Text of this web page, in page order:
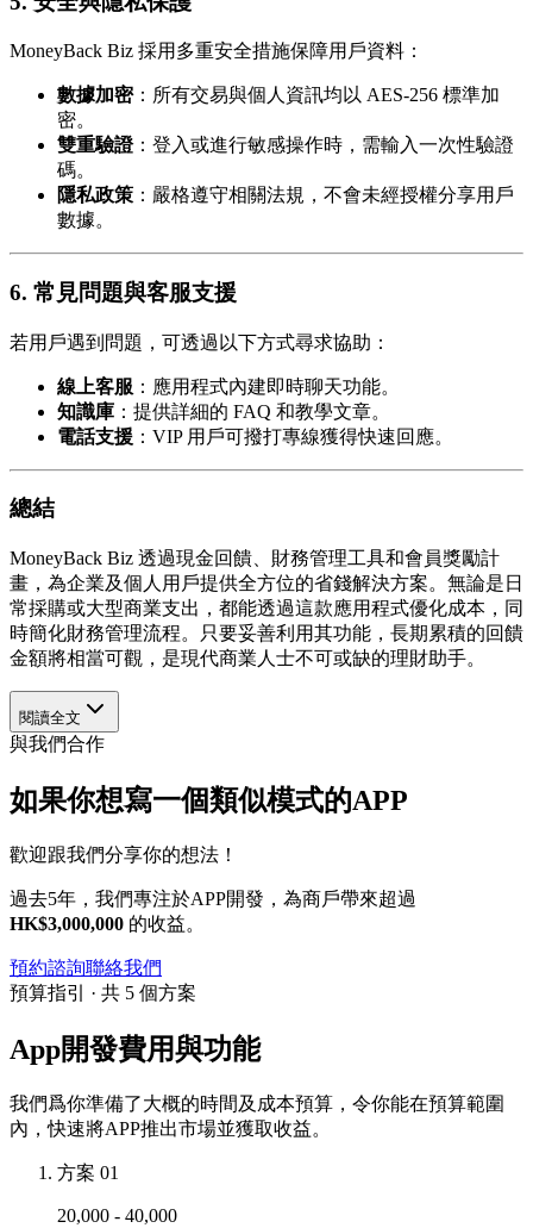
MoneyBack Biz 採用多重安全措施保障用戶資料：
數據加密：所有交易與個人資訊均以 AES-256 標準加
密。
雙重驗證：登入或進行敏感操作時，需輸入一次性驗證
碼。
隱私政策 ：嚴格遵守相關法規，不會未經授權分享用戶
數據。
6. 常見問題與客服支援
若用戶遇到問題，可透過以下方式尋求協助：
線上客服 ：應用程式內建即時聊天功能。
知識庫 ：提供詳細的 FAQ 和教學文章。
電話支援 ：VIP 用戶可撥打專線獲得快速回應。
總結
MoneyBack Biz 透過現金回饋、財務管理工具和會員獎勵計
畫，為企業及個人用戶提供全方位的省錢解決方案。無論是日
常採購或大型商業支出，都能透過這款應用程式優化成本，同
時簡化財務管理流程。只要妥善利用其功能，長期累積的回饋
金額將相當可觀，是現代商業人士不可或缺的理財助手。
閱讀全文
與我們合作
如果你想寫一個類似模式的APP
歡迎跟我們分享你的想法！
過去5年，我們專注於APP開發，為商戶帶來超過
HK$3,000,000 的收益。
預約諮詢聯絡我們
預算指引 · 共 5 個方案
App開發費用與功能
我們爲你準備了大概的時間及成本預算，令你能在預算範圍
內，快速將APP推出市場並獲取收益。
方案 01
20,000 - 40,000